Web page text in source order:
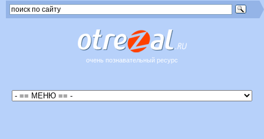
очень познавательный ресурс